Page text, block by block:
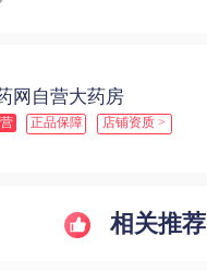
网自营大药房
正品保障 店铺资质 >
相关推荐